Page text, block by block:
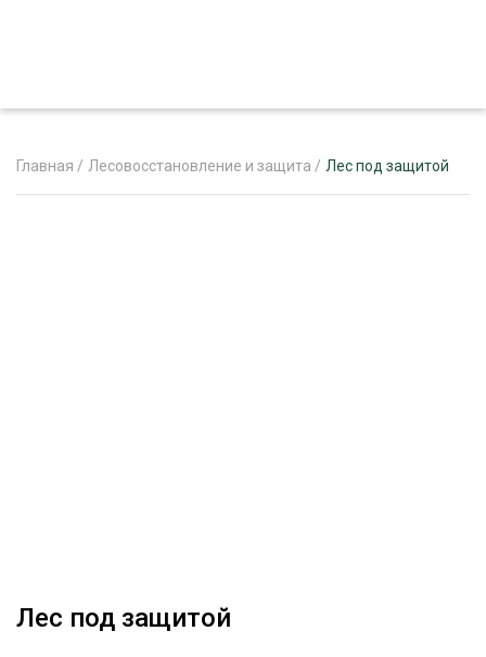
ЛЕСОВОССТАНОВЛЕНИЕ И ЗАЩИТА
ТЕМАТИЧЕСКИЕ ПРОЕКТЫ
Главная / Лесовосстановление и защита / Лес под защитой
Лес под защитой